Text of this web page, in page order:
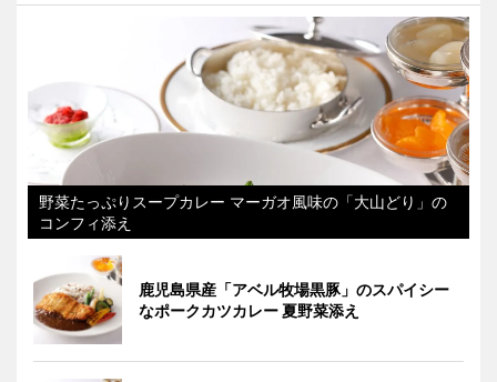
野菜たっぷりスープカレー マーガオ風味の「大山どり」の
コンフィ添え
鹿児島県産「アベル牧場黒豚」のスパイシー
なポークカツカレー 夏野菜添え